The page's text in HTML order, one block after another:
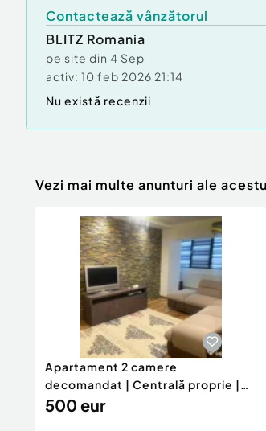
Contactează vânzătorul
BLITZ Romania
pe site din 4 Sep
activ: 10 feb 2026 21:14
Nu există recenzii
Vezi mai multe anunturi ale
Apartament 2 camere
decomandat | Centrală proprie |
60 mp |
500 eur